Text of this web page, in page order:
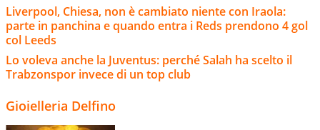
Liverpool, Chiesa, non è cambiato niente con Iraola:
parte in panchina e quando entra i Reds prendono 4 gol
col Leeds
Lo voleva anche la Juventus: perché Salah ha scelto il
Trabzonspor invece di un top club
Gioielleria Delfino